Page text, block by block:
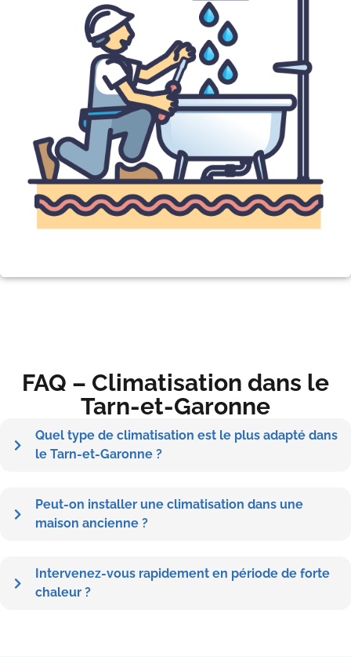
FAQ – Climatisation dans le
Tarn-et-Garonne
Quel type de climatisation est le plus adapté dans
le Tarn-et-Garonne ?
Peut-on installer une climatisation dans une
maison ancienne ?
Intervenez-vous rapidement en période de forte
chaleur ?